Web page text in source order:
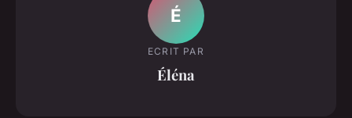
É
ECRIT PAR
Éléna